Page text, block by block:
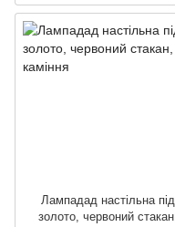
Лампадад настільна під
золото, червоний стакан,